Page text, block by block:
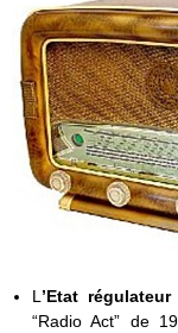
L’Etat régulateur
“Radio Act” de